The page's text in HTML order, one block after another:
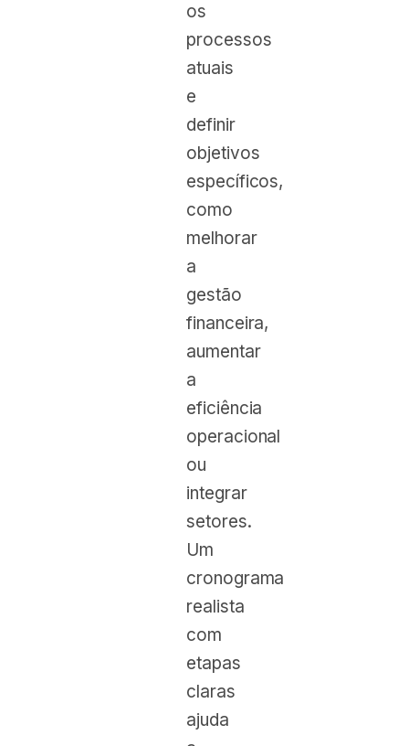
os
processos
atuais
e
definir
objetivos
específicos,
como
melhorar
a
gestão
financeira,
aumentar
a
eficiência
operacional
ou
integrar
setores.
Um
cronograma
realista
com
etapas
claras
ajuda